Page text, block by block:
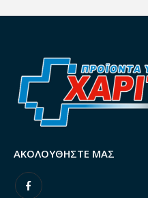
ΑΚΟΛΟΥΘΉΣΤΕ ΜΑΣ